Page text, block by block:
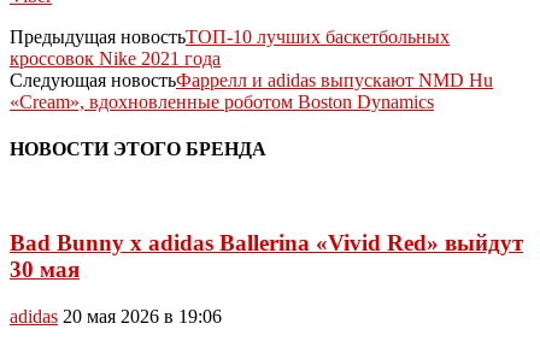
Предыдущая новостьТОП-10 лучших баскетбольных
кроссовок Nike 2021 года
Следующая новостьФаррелл и adidas выпускают NMD Hu
«‎Cream», вдохновленные роботом Boston Dynamics
НОВОСТИ ЭТОГО БРЕНДА
Bad Bunny x adidas Ballerina «Vivid Red» выйдут
30 мая
adidas 20 мая 2026 в 19:06